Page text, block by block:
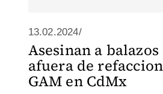
13.02.2024/
Asesinan a
afuera de
GAM en CdMx